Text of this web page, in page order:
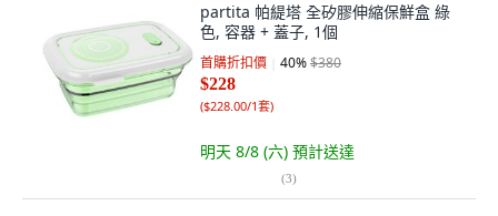
partita 帕緹塔 全矽膠伸縮保鮮盒 綠
色, 容器 + 蓋子, 1個
首購折扣價 40%$380
$228
($228.00/1套)
明天 8/8 (六) 預計送達
(3)